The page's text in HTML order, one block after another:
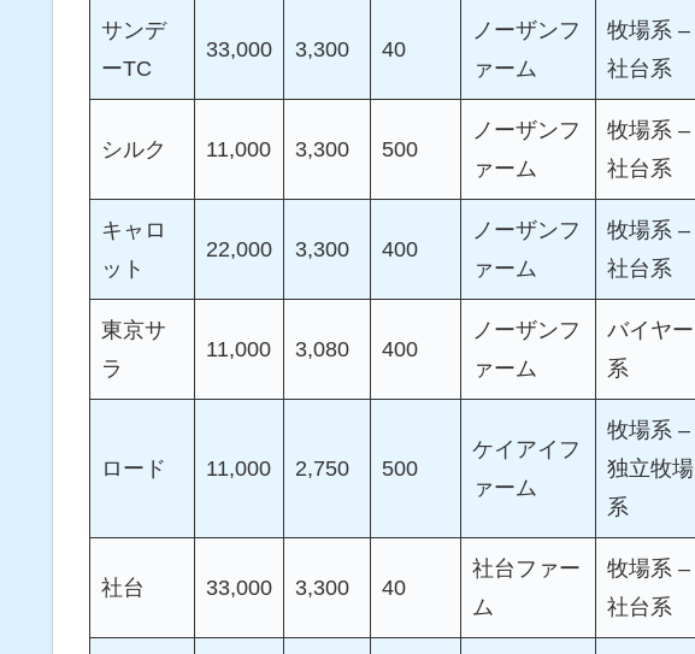
サンデ
ーTC
33,000 3,300 40
ノーザンフ
ァーム
牧場系 –
社台系
シルク 11,000 3,300 500
ノーザンフ
ァーム
牧場系 –
社台系
キャロ
ット
22,000 3,300 400
ノーザンフ
ァーム
牧場系 –
社台系
東京サ
ラ
11,000 3,080 400
ノーザンフ
ァーム
バイヤー
系
ロード 11,000 2,750 500
ケイアイフ
ァーム
牧場系 –
独立牧場
系
社台 33,000 3,300 40
社台ファー
ム
牧場系 –
社台系